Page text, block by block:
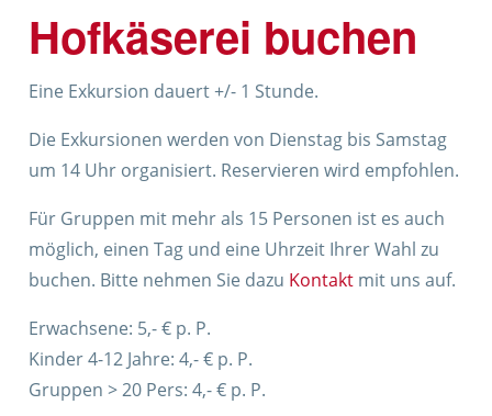
Hofkäserei buchen
Eine Exkursion dauert +/- 1 Stunde.
Die Exkursionen werden von Dienstag bis Samstag
um 14 Uhr organisiert. Reservieren wird empfohlen.
Für Gruppen mit mehr als 15 Personen ist es auch
möglich, einen Tag und eine Uhrzeit Ihrer Wahl zu
buchen. Bitte nehmen Sie dazu Kontakt mit uns auf.
Erwachsene: 5,- € p. P.
Kinder 4-12 Jahre: 4,- € p. P.
Gruppen > 20 Pers: 4,- € p. P.